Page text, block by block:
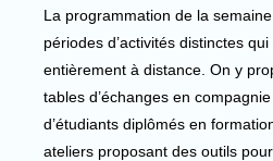
La programmation de la
périodes d’activités distinctes
entièrement à distance. On y
tables d’échanges en
d’étudiants diplômés en
ateliers proposant des outils